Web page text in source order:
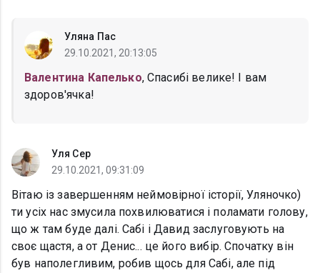
Уляна Пас
29.10.2021, 20:13:05
Валентина Капелько, Спасибі велике! І вам
здоров'ячка!
Уля Сер
29.10.2021, 09:31:09
Вітаю із завершенням неймовірної історії, Уляночко)
ти усіх нас змусила похвилюватися і поламати голову,
що ж там буде далі. Сабі і Давид заслуговують на
своє щастя, а от Денис... це його вибір. Спочатку він
був наполегливим, робив щось для Сабі, але під